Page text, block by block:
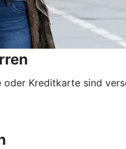
Kreditkarte sind